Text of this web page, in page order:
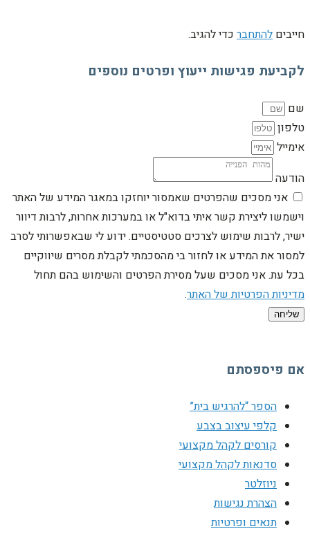
חייבים להתחבר כדי להגיב.
לקביעת פגישות ייעוץ ופרטים נוספים
שם
טלפון
אימייל
הודעה
אני מסכים שהפרטים שאמסור יוחזקו במאגר המידע של האתר
וישמשו ליצירת קשר איתי בדוא"ל או במערכות אחרות, לרבות דיוור
ישיר, לרבות שימוש לצרכים סטטיסטיים. ידוע לי שבאפשרותי לסרב
למסור את המידע או לחזור בי מהסכמתי לקבלת מסרים שיווקיים
בכל עת. אני מסכים שעל מסירת הפרטים והשימוש בהם תחול
מדיניות הפרטיות של האתר.
שליחה
אם פיספסתם
הספר “להרגיש בית”
קלפי עיצוב בצבע
קורסים לקהל מקצועי
סדנאות לקהל מקצועי
ניוזלטר
הצהרת נגישות
תנאים ופרטיות